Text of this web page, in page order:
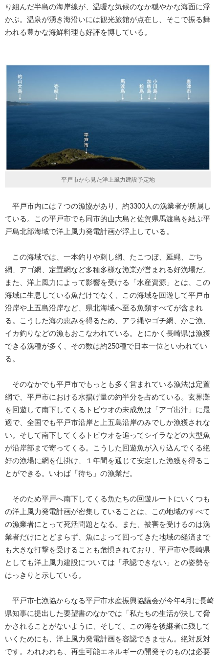
り組んだ半島の海岸線が、温暖な気候のなか穏やかな海面に浮
かぶ。温泉が湧き海沿いには観光旅館が点在し、そこで振る舞
われる豊かな海鮮料理も好評を博している。
平戸市から見た洋上風力建設予定地
平戸市内には７つの漁協があり、約3300人の漁業者が所属し
ている。この平戸市でも同市的山大島と佐賀県馬渡島を結ぶ平
戸島北部海域で洋上風力発電計画が浮上している。
この海域では、一本釣りや刺し網、たこつぼ、延縄、ごち
網、アゴ網、定置網など多種多様な漁業が営まれる好漁場だ。
また、洋上風力によって影響を受ける「水産資源」とは、この
海域に生息している魚だけでなく、この海域を回遊して平戸市
沿岸や上五島沿岸など、県北海域へ至る魚類すべてが含まれ
る。こうした海の恵みを得るため、アラ縄やゴチ網、かご漁、
イカ釣りなどの漁もおこなわれている。とにかく長崎県は漁獲
できる漁種が多く、その数は約250種で日本一位といわれてい
る。
そのなかでも平戸市でもっとも多く営まれている漁法は定置
網で、平戸市における水揚げ量の約半分を占めている。玄界灘
を回遊して南下してくるトビウオの未成魚は「アゴ出汁」に最
適で、全国でも平戸市沿岸と上五島沿岸のみでしか漁獲されな
い。そして南下してくるトビウオを追ってシイラなどの大型魚
が沿岸部まで寄ってくる。こうした回遊魚が入り込んでくる絶
好の漁場に網を仕掛け、１年間を通じて安定した漁獲を得るこ
とができる。いわば「待ち」の漁業だ。
そのため平戸へ南下してくる魚たちの回遊ルートにいくつも
の洋上風力発電計画が密集していることは、この地域のすべて
の漁業者にとって死活問題となる。また、被害を受けるのは漁
業者だけにとどまらず、魚によって回ってきた地域の経済まで
も大きな打撃を受けることも危惧されており、平戸市や長崎県
としても洋上風力建設については「承認できない」との姿勢を
はっきりと示している。
平戸市七漁協からなる平戸市水産振興協議会が今年4月に長崎
県知事に提出した要望書のなかでは「私たちの生活が決して脅
かされることがないように、そして、この海を後継者に残して
いくためにも、洋上風力発電計画を容認できません。絶対反対
です。われわれも、再生可能エネルギーの開発そのものは必要